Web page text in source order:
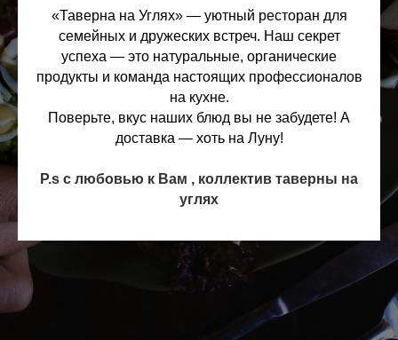
«Таверна на Углях» — уютный ресторан для
семейных и дружеских встреч. Наш секрет
успеха — это натуральные, органические
продукты и команда настоящих профессионалов
на кухне.
Поверьте, вкус наших блюд вы не забудете! А
доставка — хоть на Луну!
P.s с любовью к Вам , коллектив таверны на
углях